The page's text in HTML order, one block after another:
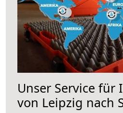
Unser Service für
von Leipzig nach